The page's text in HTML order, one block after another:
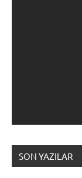
SON YAZILAR